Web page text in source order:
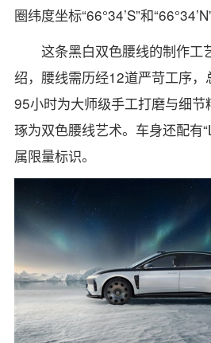
圈纬度坐标“66°34’S”和
这条黑白双色腰线的制作工
绍，腰线需历经12道严苛工序
95小时为大师级手工打磨与细
琢为双色腰线艺术。车身还配有
属限量标识。